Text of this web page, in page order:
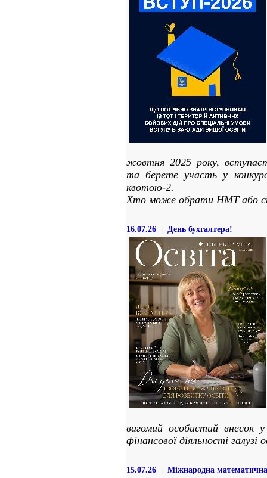
жовтня 2025 року,
та берете участь у
квотою-2.
Хто може обрати НМТ або
16.07.26 | День бухгалтера!
вагомий особистий внесок
фінансової діяльності галузі
15.07.26 | Міжнародна